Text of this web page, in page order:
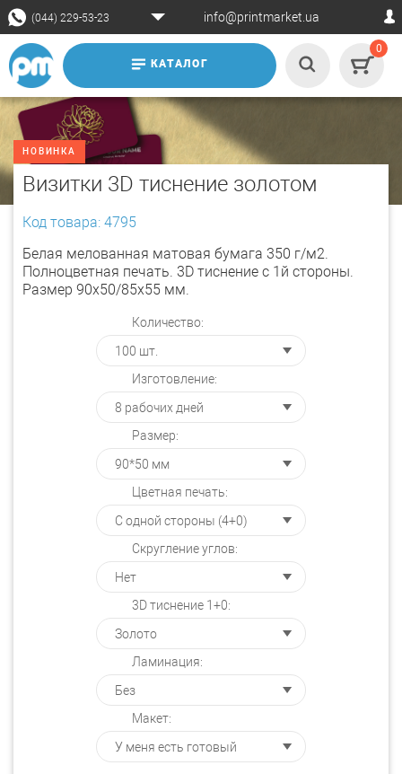
(044) 229-53-23 info@printmarket.ua
КАТАЛОГ
0
Визитки 3D тиснение золотом
Код товара: 4795
Белая мелованная матовая бумага 350 г/м2.
Полноцветная печать. 3D тиснение с 1й стороны.
Размер 90х50/85х55 мм.
Количество:
Изготовление:
Размер:
Цветная печать:
Скругление углов:
3D тиснение 1+0:
Ламинация:
Макет:
НОВИНКА